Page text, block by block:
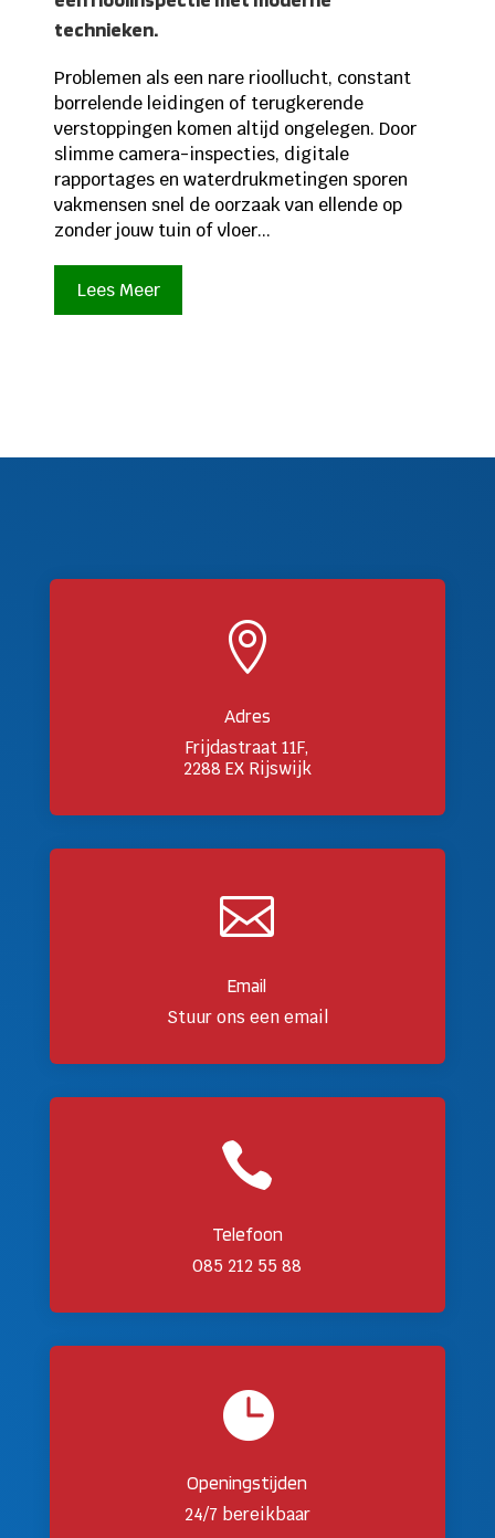
technieken.
Problemen als een nare rioollucht, constant
borrelende leidingen of terugkerende
verstoppingen komen altijd ongelegen. Door
slimme camera-inspecties, digitale
rapportages en waterdrukmetingen sporen
vakmensen snel de oorzaak van ellende op
zonder jouw tuin of vloer...
Lees Meer

Adres
Frijdastraat 11F,
2288 EX Rijswijk

Email
Stuur ons een email

Telefoon
085 212 55 88

Openingstijden
24/7 bereikbaar